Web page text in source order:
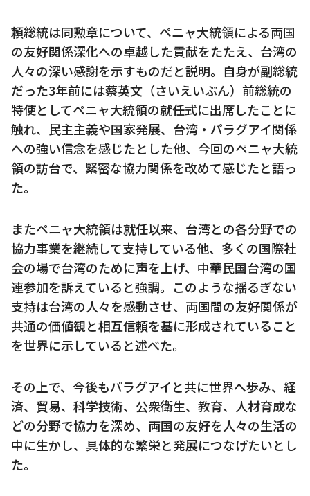
頼総統は同勲章について、ペニャ大統領による両国
の友好関係深化への卓越した貢献をたたえ、台湾の
人々の深い感謝を示すものだと説明。自身が副総統
だった3年前には蔡英文（さいえいぶん）前総統の
特使としてペニャ大統領の就任式に出席したことに
触れ、民主主義や国家発展、台湾・パラグアイ関係
への強い信念を感じたとした他、今回のペニャ大統
領の訪台で、緊密な協力関係を改めて感じたと語っ
た。
またペニャ大統領は就任以来、台湾との各分野での
協力事業を継続して支持している他、多くの国際社
会の場で台湾のために声を上げ、中華民国台湾の国
連参加を訴えていると強調。このような揺るぎない
支持は台湾の人々を感動させ、両国間の友好関係が
共通の価値観と相互信頼を基に形成されていること
を世界に示していると述べた。
その上で、今後もパラグアイと共に世界へ歩み、経
済、貿易、科学技術、公衆衛生、教育、人材育成な
どの分野で協力を深め、両国の友好を人々の生活の
中に生かし、具体的な繁栄と発展につなげたいとし
た。